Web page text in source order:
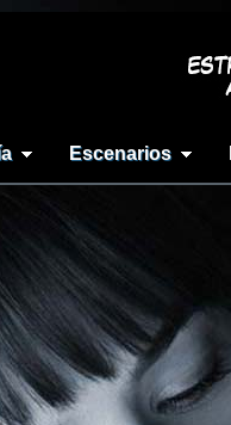
Escenarios